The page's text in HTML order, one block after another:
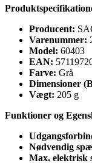
Producent:
Varenummer:
Model: 60403
EAN:
Farve: Grå
Dimensioner
Vægt: 205 g
Funktioner og
Nødvendig
Max. elektrisk